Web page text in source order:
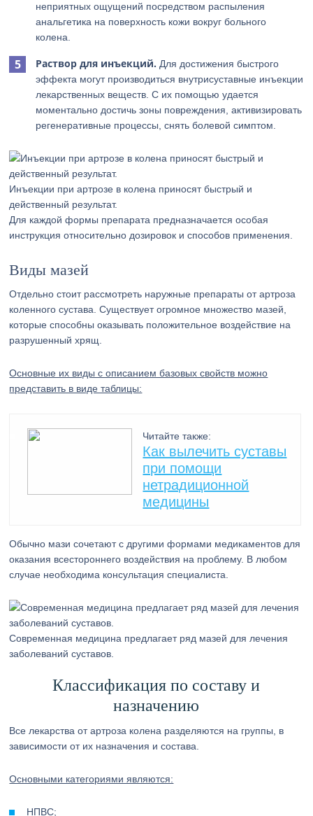
неприятных ощущений посредством распыления
анальгетика на поверхность кожи вокруг больного
колена.
Раствор для инъекций. Для достижения быстрого
эффекта могут производиться внутрисуставные инъекции
лекарственных веществ. С их помощью удается
моментально достичь зоны повреждения, активизировать
регенеративные процессы, снять болевой симптом.
Инъекции при артрозе в колена приносят быстрый и
действенный результат.
Для каждой формы препарата предназначается особая
инструкция относительно дозировок и способов применения.
Виды мазей
Отдельно стоит рассмотреть наружные препараты от артроза
коленного сустава. Существует огромное множество мазей,
которые способны оказывать положительное воздействие на
разрушенный хрящ.
Основные их виды с описанием базовых свойств можно
представить в виде таблицы:
Читайте также:
Как вылечить суставы
при помощи
нетрадиционной
медицины
Обычно мази сочетают с другими формами медикаментов для
оказания всестороннего воздействия на проблему. В любом
случае необходима консультация специалиста.
Современная медицина предлагает ряд мазей для лечения
заболеваний суставов.
Классификация по составу и
назначению
Все лекарства от артроза колена разделяются на группы, в
зависимости от их назначения и состава.
Основными категориями являются:
НПВС;